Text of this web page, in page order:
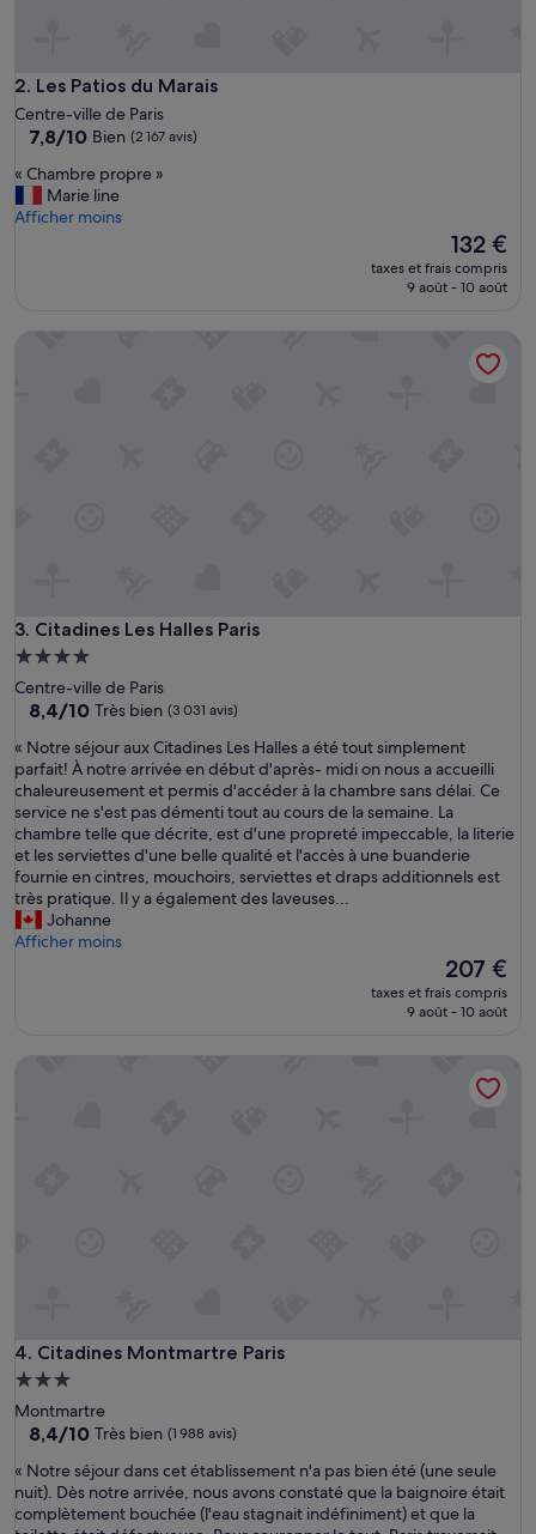
2. Les Patios du Marais
Les Patios du Marais
Centre-ville de Paris
7.8
10,
Bien,
(2 167 avis)
7,8/10 Bien (2 167 avis)
«
h
« Chambre propre »
Marie line
Afficher moins
Le
nouveau
prix
132 €
taxes et frais compris
9 août - 10 août
3. Citadines Les Halles Paris
Citadines Les Halles Paris
Hébergement
4.0 étoiles
Centre-ville de Paris
8.4
10,
Très
bien,
(3 031 avis)
8,4/10 Très bien (3 031 avis)
«
N
o
t
r
e
s
é
o
a
e
é
t
é
« Notre séjour aux Citadines Les Halles a été tout simplement
parfait! À notre arrivée en début d'après- midi on nous a accueilli
chaleureusement et permis d'accéder à la chambre sans délai. Ce
service ne s'est pas démenti tout au cours de la semaine. La
chambre telle que décrite, est d'une propreté impeccable, la literie
et les serviettes d'une belle qualité et l'accès à une buanderie
fournie en cintres, mouchoirs, serviettes et draps additionnels est
très pratique. Il y a également des laveuses...
Johanne
Afficher moins
Le
nouveau
prix
207 €
taxes et frais compris
9 août - 10 août
4. Citadines Montmartre Paris
Citadines Montmartre Paris
Hébergement
3.0 étoiles
Montmartre
8.4
10,
Très
bien,
8,4/10 Très bien (1 988 avis)
«
N
o
« Notre séjour dans cet établissement n'a pas bien été (une seule
nuit). Dès notre arrivée, nous avons constaté que la baignoire était
complètement bouchée (l'eau stagnait indéfiniment) et que la